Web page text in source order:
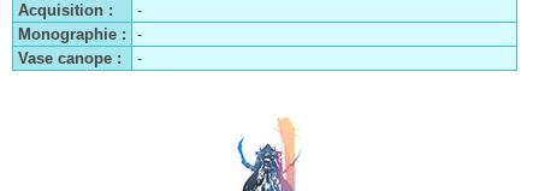
Acquisition :
-
Monographie :
-
Vase canope :
-
Chapitre I
L'enquête de Julie
À la recherche de l'âme soeur